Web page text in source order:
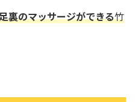
裏のマッサージができる竹